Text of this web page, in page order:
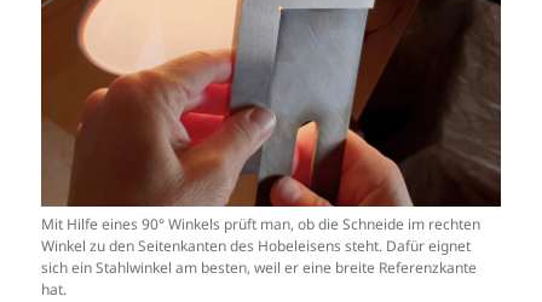
Mit Hilfe eines 90° Winkels prüft man, ob die Schneide im rechten
Winkel zu den Seitenkanten des Hobeleisens steht. Dafür eignet
sich ein Stahlwinkel am besten, weil er eine breite Referenzkante
hat.